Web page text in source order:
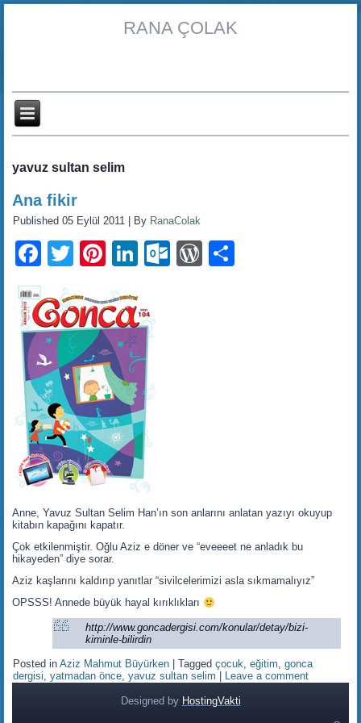
RANA ÇOLAK
yavuz sultan selim
Ana fikir
Published 05 Eylül 2011 By RanaColak
Facebook
TwitterPinterest
LinkedIn
Outlook.com
WordPress
Anne, Yavuz Sultan Selim Han’ın son anlarını anlatan yazıyı okuyup
kitabın kapağını kapatır.
Çok etkilenmiştir. Oğlu Aziz e döner ve “eveeeet ne anladık bu
hikayeden” diye sorar.
Aziz kaşlarını kaldırıp yanıtlar “sivilcelerimizi asla sıkmamalıyız”
OPSSS! Annede büyük hayal kırıklıkları
http://www.goncadergisi.com/konular/detay/bizi-
kiminle-bilirdin
Posted in Aziz Mahmut Büyürken |Tagged çocuk,eğitim,gonca
dergisi,yatmadan önce,yavuz sultan selim Leave a comment
Designed by HostingVakti